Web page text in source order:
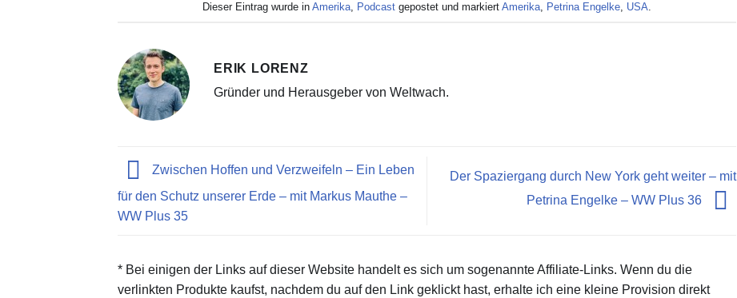
Dieser Eintrag wurde in Amerika, Podcastgepostet und markiert Amerika, Petrina Engelke, USA.
ERIK LORENZ
Gründer und Herausgeber von Weltwach.
Zwischen Hoffen und Verzweifeln – Ein Leben
für den Schutz unserer Erde – mit Markus Mauthe –
WW Plus 35
Der Spaziergang durch New York geht weiter – mit
Petrina Engelke – WW Plus 36
* Bei einigen der Links auf dieser Website handelt es sich um sogenannte Affiliate-Links. Wenn du die
verlinkten Produkte kaufst, nachdem du auf den Link geklickt hast, erhalte ich eine kleine Provision direkt